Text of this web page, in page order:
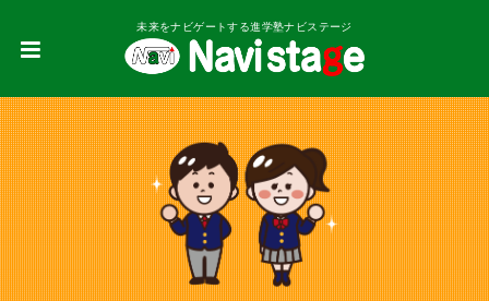
未来をナビゲートする進学塾ナビステージ